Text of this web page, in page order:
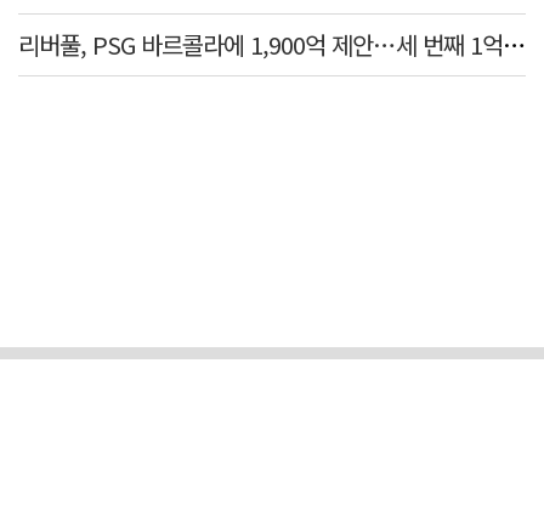
리버풀, PSG 바르콜라에 1,900억 제안…세 번째 1억 파운드 영입 추진